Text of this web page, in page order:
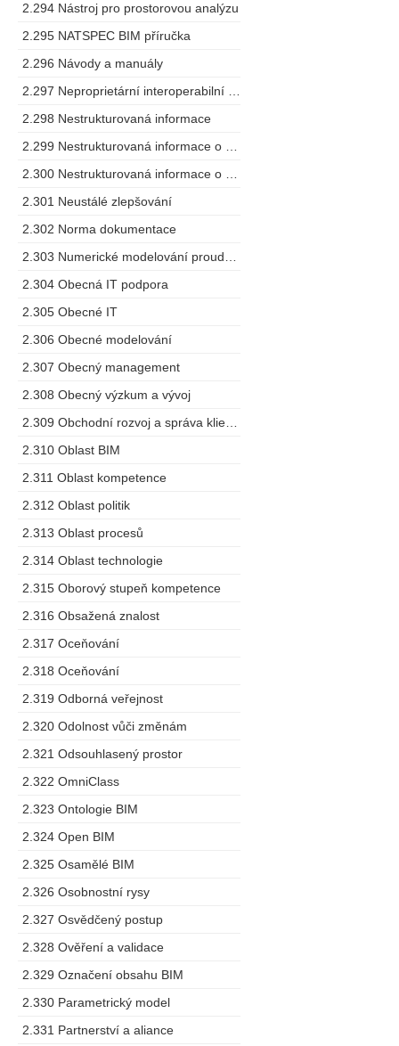
2.294 Nástroj pro prostorovou analýzu
2.295 NATSPEC BIM příručka
2.296 Návody a manuály
2.298 Nestrukturovaná informace
2.301 Neustálé zlepšování
2.302 Norma dokumentace
2.304 Obecná IT podpora
2.305 Obecné IT
2.306 Obecné modelování
2.307 Obecný management
2.308 Obecný výzkum a vývoj
2.310 Oblast BIM
2.311 Oblast kompetence
2.312 Oblast politik
2.313 Oblast procesů
2.314 Oblast technologie
2.315 Oborový stupeň kompetence
2.316 Obsažená znalost
2.317 Oceňování
2.318 Oceňování
2.319 Odborná veřejnost
2.320 Odolnost vůči změnám
2.321 Odsouhlasený prostor
2.322 OmniClass
2.323 Ontologie BIM
2.324 Open BIM
2.325 Osamělé BIM
2.326 Osobnostní rysy
2.327 Osvědčený postup
2.328 Ověření a validace
2.329 Označení obsahu BIM
2.330 Parametrický model
2.331 Partnerství a aliance